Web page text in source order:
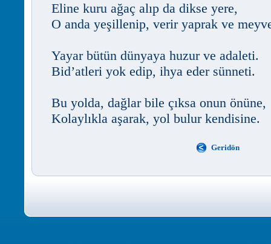
Eline kuru ağaç alıp da dikse yere,
O anda yeşillenip, verir yaprak ve
Yayar bütün dünyaya huzur ve adaleti.
Bid’atleri yok edip, ihya eder sünneti.
Bu yolda, dağlar bile çıksa onun önüne,
Kolaylıkla aşarak, yol bulur kendisine.
Geridön